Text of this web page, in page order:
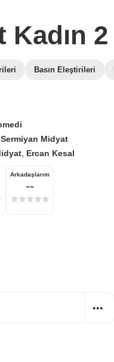
Kadın 2
Basın Eleştirileri
Sermiyan Midyat
Ercan Kesal
Arkadaşlarım
--